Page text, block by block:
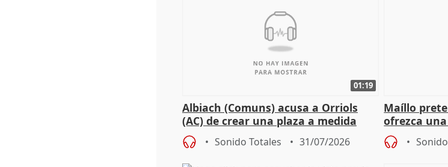
01:19
Albiach (Comuns) acusa a Orriols
(AC) de crear una plaza a medida
para su hija en Ripoll (Girona)
Sonido Totales 31/07/2026
Maíllo
ofrezca
gobierno"